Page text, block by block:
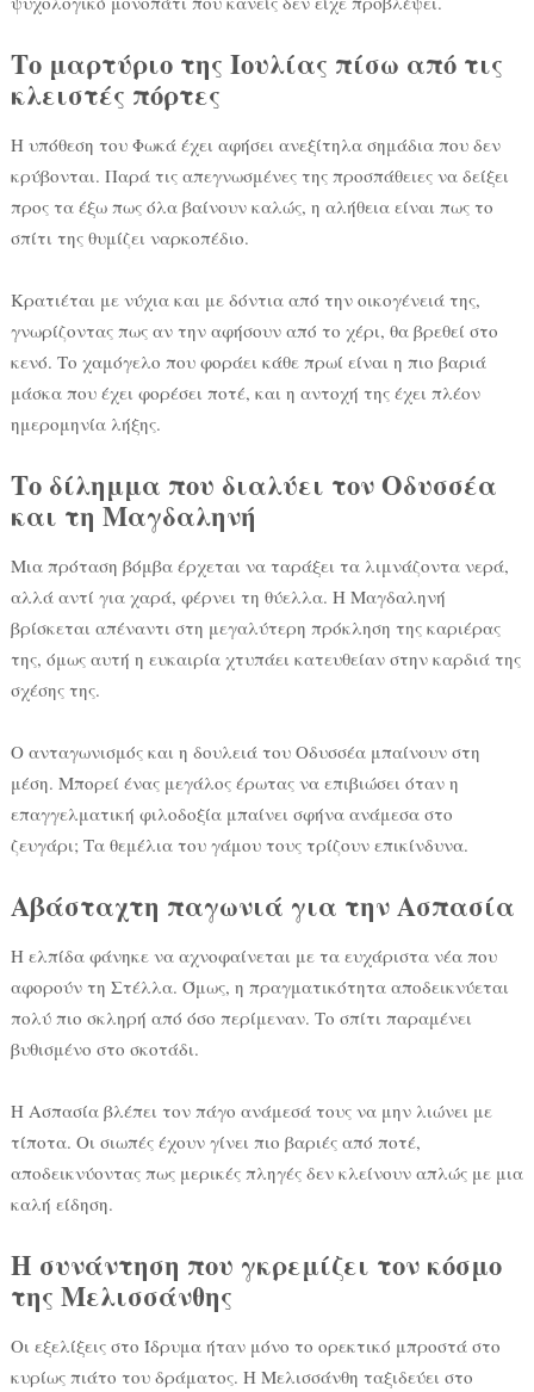
Το μαρτύριο της Ιουλίας πίσω από τις
κλειστές πόρτες
Η υπόθεση του Φωκά έχει αφήσει ανεξίτηλα σημάδια που δεν
κρύβονται. Παρά τις απεγνωσμένες της προσπάθειες να δείξει
προς τα έξω πως όλα βαίνουν καλώς, η αλήθεια είναι πως το
σπίτι της θυμίζει ναρκοπέδιο.
Κρατιέται με νύχια και με δόντια από την οικογένειά της,
γνωρίζοντας πως αν την αφήσουν από το χέρι, θα βρεθεί στο
κενό. Το χαμόγελο που φοράει κάθε πρωί είναι η πιο βαριά
μάσκα που έχει φορέσει ποτέ, και η αντοχή της έχει πλέον
ημερομηνία λήξης.
Το δίλημμα που διαλύει τον Οδυσσέα
και τη Μαγδαληνή
Μια πρόταση βόμβα έρχεται να ταράξει τα λιμνάζοντα νερά,
αλλά αντί για χαρά, φέρνει τη θύελλα. Η Μαγδαληνή
βρίσκεται απέναντι στη μεγαλύτερη πρόκληση της καριέρας
της, όμως αυτή η ευκαιρία χτυπάει κατευθείαν στην καρδιά της
σχέσης της.
Ο ανταγωνισμός και η δουλειά του Οδυσσέα μπαίνουν στη
μέση. Μπορεί ένας μεγάλος έρωτας να επιβιώσει όταν η
επαγγελματική φιλοδοξία μπαίνει σφήνα ανάμεσα στο
ζευγάρι; Τα θεμέλια του γάμου τους τρίζουν επικίνδυνα.
Αβάσταχτη παγωνιά για την Ασπασία
Η ελπίδα φάνηκε να αχνοφαίνεται με τα ευχάριστα νέα που
αφορούν τη Στέλλα. Όμως, η πραγματικότητα αποδεικνύεται
πολύ πιο σκληρή από όσο περίμεναν. Το σπίτι παραμένει
βυθισμένο στο σκοτάδι.
Η Ασπασία βλέπει τον πάγο ανάμεσά τους να μην λιώνει με
τίποτα. Οι σιωπές έχουν γίνει πιο βαριές από ποτέ,
αποδεικνύοντας πως μερικές πληγές δεν κλείνουν απλώς με μια
καλή είδηση.
Η συνάντηση που γκρεμίζει τον κόσμο
της Μελισσάνθης
Οι εξελίξεις στο Ίδρυμα ήταν μόνο το ορεκτικό μπροστά στο
κυρίως πιάτο του δράματος. Η Μελισσάνθη ταξιδεύει στο